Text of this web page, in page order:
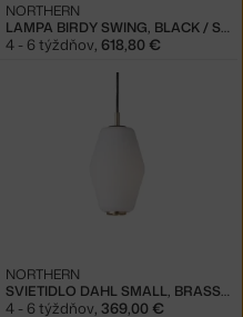
LAMPA BIRDY SWING, BLACK / STEEL
NORTHERN
4 - 6 týždňov, 618,80 €
SVIETIDLO DAHL SMALL, BRASS MATT
NORTHERN
4 - 6 týždňov, 369,00 €